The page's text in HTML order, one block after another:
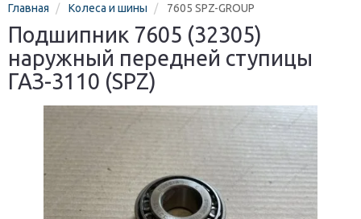
Главная Колеса и шины 7605 SPZ-GROUP
Подшипник 7605 (32305)
наружный передней ступицы
ГАЗ-3110 (SPZ)